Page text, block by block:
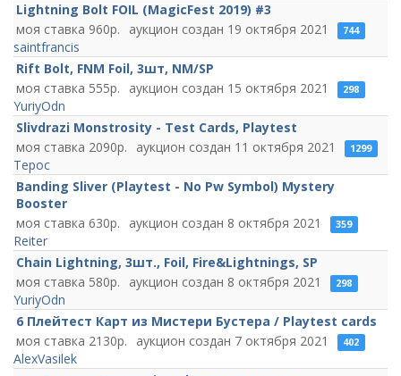
Lightning Bolt FOIL (MagicFest 2019) #3
960
19 октября 2021 744
saintfrancis
Rift Bolt, FNM Foil, 3шт, NM/SP
555
15 октября 2021 298
YuriyOdn
Slivdrazi Monstrosity - Test Cards, Playtest
2090
11 октября 2021 1299
Терос
Banding Sliver (Playtest - No Pw Symbol) Mystery
Booster
630
8 октября 2021 359
Reiter
Chain Lightning, 3шт., Foil, Fire&Lightnings, SP
580
8 октября 2021 298
YuriyOdn
6 Плейтест Карт из Мистери Бустера / Playtest cards
2130
7 октября 2021 402
AlexVasilek